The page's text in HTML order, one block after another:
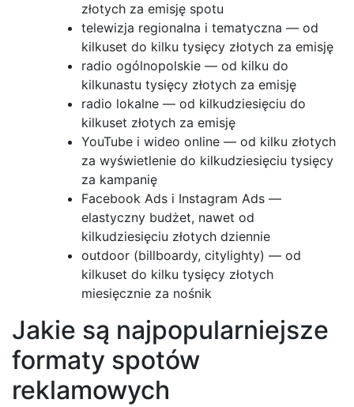
złotych za emisję spotu
telewizja regionalna i tematyczna — od
kilkuset do kilku tysięcy złotych za emisję
radio ogólnopolskie — od kilku do
kilkunastu tysięcy złotych za emisję
radio lokalne — od kilkudziesięciu do
kilkuset złotych za emisję
YouTube i wideo online — od kilku złotych
za wyświetlenie do kilkudziesięciu tysięcy
za kampanię
Facebook Ads i Instagram Ads —
elastyczny budżet, nawet od
kilkudziesięciu złotych dziennie
outdoor (billboardy, citylighty) — od
kilkuset do kilku tysięcy złotych
miesięcznie za nośnik
Jakie są najpopularniejsze
formaty spotów
reklamowych